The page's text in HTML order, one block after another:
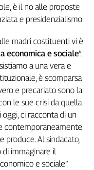
è il no alle proposte
e presidenzialismo.
madri costituenti vi è
economica e sociale”.
a una vera e
è scomparsa
e precariato sono la
le sue crisi da quella
ci racconta di un
contemporaneamente
produce. Al sindacato,
di immaginare il
e sociale”.